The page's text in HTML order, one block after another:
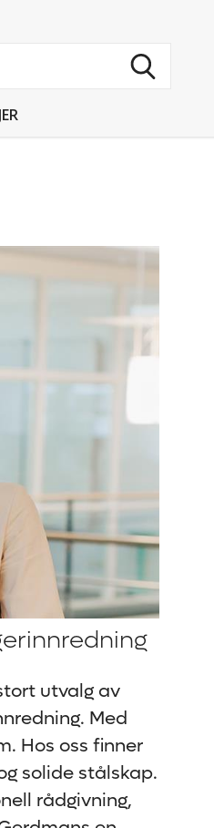
utvalg av
Med
Hos oss finner
solide stålskap.
rådgivning,